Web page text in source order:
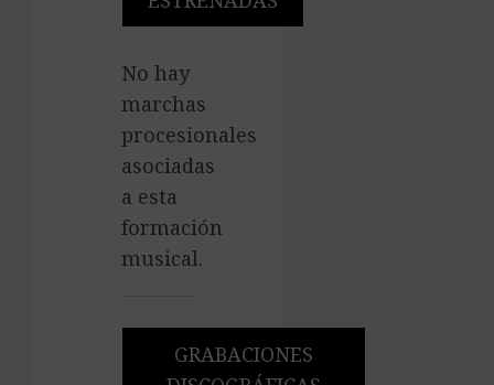
No hay
marchas
procesionales
asociadas
a esta
formación
musical.
GRABACIONES